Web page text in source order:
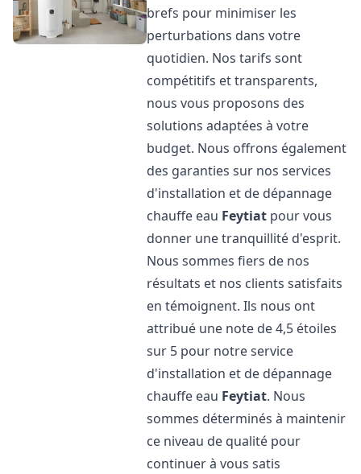
brefs pour minimiser les
perturbations dans votre
quotidien. Nos tarifs sont
compétitifs et transparents,
nous vous proposons des
solutions adaptées à votre
budget. Nous offrons également
des garanties sur nos services
d'installation et de dépannage
chauffe eau Feytiat pour vous
donner une tranquillité d'esprit.
Nous sommes fiers de nos
résultats et nos clients satisfaits
en témoignent. Ils nous ont
attribué une note de 4,5 étoiles
sur 5 pour notre service
d'installation et de dépannage
chauffe eau Feytiat. Nous
sommes déterminés à maintenir
ce niveau de qualité pour
continuer à vous satis